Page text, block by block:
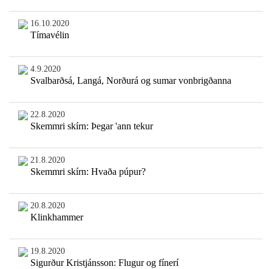
16.10.2020
Tímavélin
4.9.2020
Svalbarðsá, Langá, Norðurá og sumar vonbrigðanna
22.8.2020
Skemmri skírn: Þegar 'ann tekur
21.8.2020
Skemmri skírn: Hvaða púpur?
20.8.2020
Klinkhammer
19.8.2020
Sigurður Kristjánsson: Flugur og fínerí